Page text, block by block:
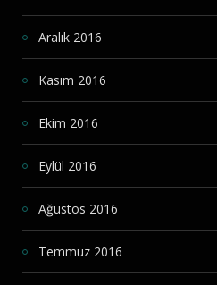
Aralık 2016
Kasım 2016
Ekim 2016
Eylül 2016
Ağustos 2016
Temmuz 2016